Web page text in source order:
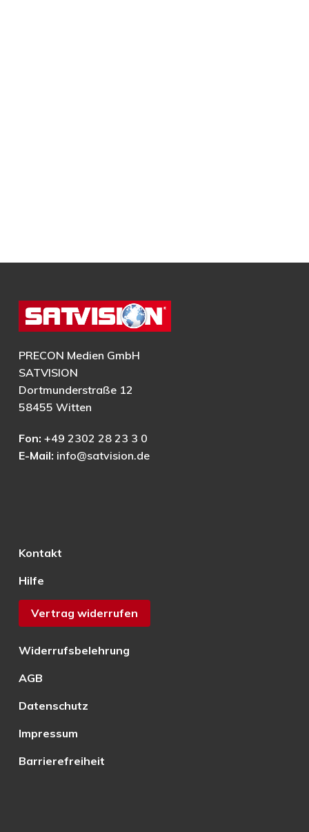
PRECON Medien GmbH
SATVISION
Dortmunderstraße 12
58455 Witten
Fon: +49 2302 28 23 3 0
E-Mail: info@satvision.de
Kontakt
Hilfe
Vertrag widerrufen
Widerrufsbelehrung
AGB
Datenschutz
Impressum
Barrierefreiheit